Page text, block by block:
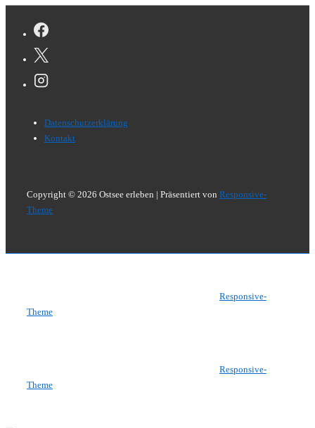
Footer-
Menü
Datenschutzerklärung
Kontakt
Copyright © 2026 Ostsee erleben | Präsentiert von Responsive-
Theme
Responsive-
Theme
Responsive-
Theme